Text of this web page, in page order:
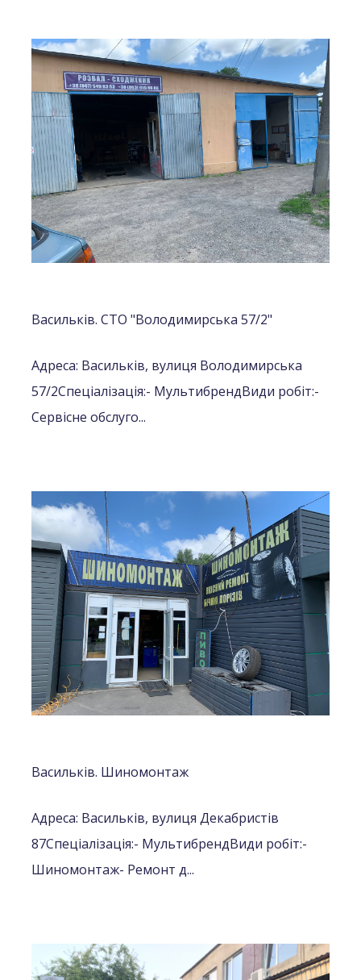
Васильків. СТО "Володимирська 57/2"
Адреса: Васильків, вулиця Володимирська
57/2Спеціалізація:- МультибрендВиди робіт:-
Сервісне обслуго...
Васильків. Шиномонтаж
Адреса: Васильків, вулиця Декабристів
87Спеціалізація:- МультибрендВиди робіт:-
Шиномонтаж- Ремонт д...